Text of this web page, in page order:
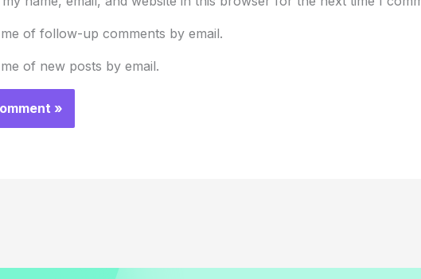
of follow-up comments by email.
of new posts by email.